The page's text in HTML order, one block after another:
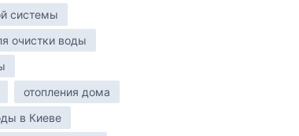
системы
очистки воды
отопления дома
в Киеве